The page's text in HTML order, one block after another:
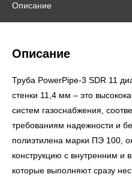
Описание
Описание
Труба PowerPipe-3 SDR 11
стенки 11,4 мм – это
систем газоснабжения,
требованиям надежности и
полиэтилена марки ПЭ 100,
конструкцию с внутренним
которые выполняют сразу